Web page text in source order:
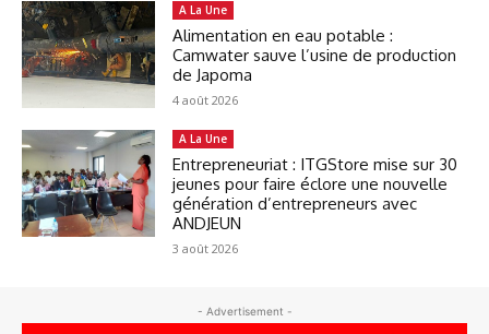
A La Une
Alimentation en eau potable :
Camwater sauve l’usine de production
de Japoma
4 août 2026
A La Une
Entrepreneuriat : ITGStore mise sur 30
jeunes pour faire éclore une nouvelle
génération d’entrepreneurs avec
ANDJEUN
3 août 2026
- Advertisement -